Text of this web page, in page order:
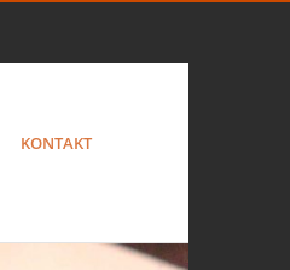
KONTAKT